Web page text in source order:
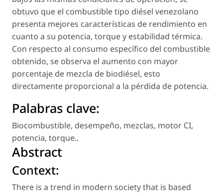
obtuvo que el combustible tipo diésel venezolano
presenta mejores características de rendimiento en
cuanto a su potencia, torque y estabilidad térmica.
Con respecto al consumo específico del combustible
obtenido, se observa el aumento con mayor
porcentaje de mezcla de biodiésel, esto
directamente proporcional a la pérdida de potencia.
Palabras clave:
Biocombustible, desempeño, mezclas, motor CI,
potencia, torque..
Abstract
Context:
There is a trend in modern society that is based